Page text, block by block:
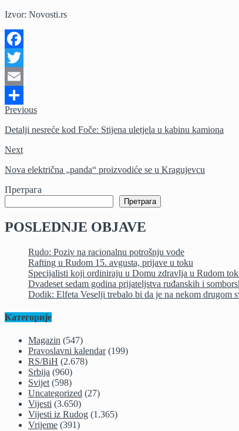
Izvor: Novosti.rs
Facebook
Twitter
Email
Share
Previous
Detalji nesreće kod Foče: Stijena uletjela u kabinu kamiona
Next
Nova električna „panda“ proizvodiće se u Kragujevcu
Претрага
Претрага
POSLEDNJE OBJAVE
Rudo: Poziv na racionalnu potrošnju vode
Rafting u Rudom 15. avgusta, prijave u toku
Specijalisti koji ordiniraju u Domu zdravlja u Rudom
Dvadeset sedam godina prijateljstva ruđanskih i
Dodik: Elfeta Veselji trebalo bi da je na nekom drugom
Категорије
Magazin (547)
Pravoslavni kalendar(199)
RS/BiH (2.678)
Srbija (960)
Svijet (598)
Uncategorized (27)
Vijesti (3.650)
Vijesti iz Rudog (1.365)
Vrijeme (391)